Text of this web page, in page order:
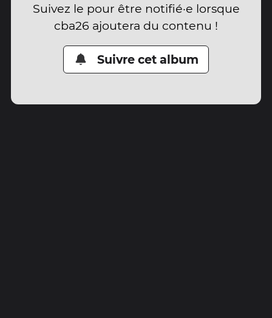
Suivez le pour être notifié·e lorsque
cba26 ajoutera du contenu !
Suivre cet album